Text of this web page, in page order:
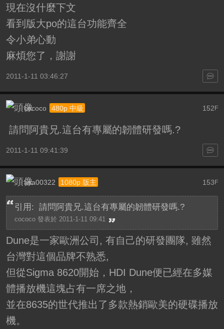
現在沒什麼下文
看到版大po的這台功能齊全
令小弟心動
麻煩您了，謝謝
2011-1-11 03:46:27
152F
cococo 480p 中級
請問阿貴兄.這台有專屬的韌體研發嗎.?
2011-1-11 09:41:39
153F
asa00322 1080p 版主
引用: 請問阿貴兄.這台有專屬的韌體研發嗎.?
cococo 發表於 2011-1-11 09:41
Dune是一家歐洲公司, 有自己的研發團隊, 雖然
台灣對這個品牌不熟悉,
但從Sigma 8620開始，HDI Dune便已經在多媒
體播放機這塊占有一席之地，
並在8635的世代推出了多款熱銷歐美的硬碟播放
機。